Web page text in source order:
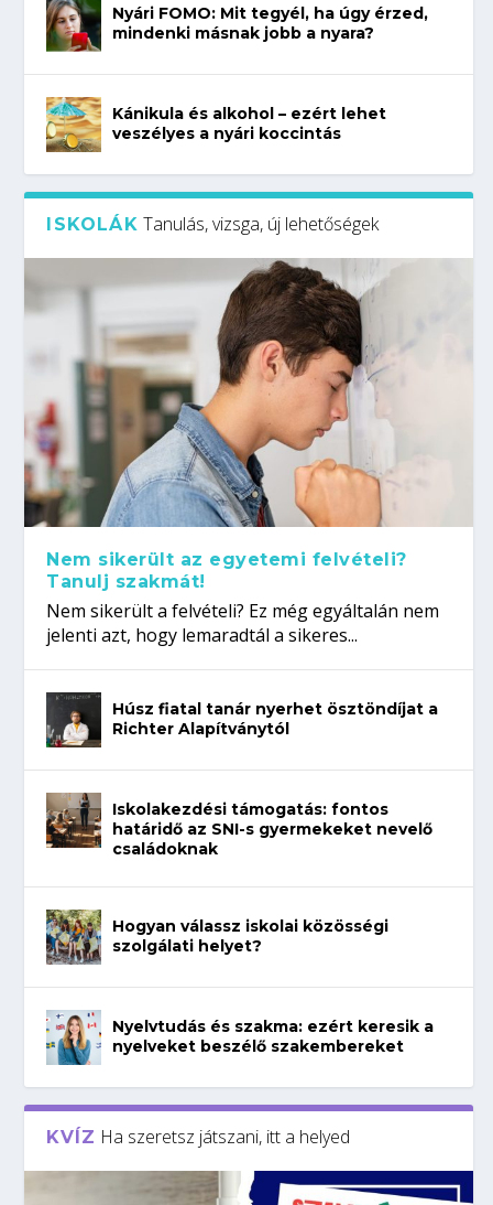
Nyári FOMO: Mit tegyél, ha úgy érzed,
mindenki másnak jobb a nyara?
Kánikula és alkohol – ezért lehet
veszélyes a nyári koccintás
ISKOLÁK Tanulás, vizsga, új lehetőségek
Nem sikerült az egyetemi felvételi?
Tanulj szakmát!
Nem sikerült a felvételi? Ez még egyáltalán nem
jelenti azt, hogy lemaradtál a sikeres...
Húsz fiatal tanár nyerhet ösztöndíjat a
Richter Alapítványtól
Iskolakezdési támogatás: fontos
határidő az SNI-s gyermekeket nevelő
családoknak
Hogyan válassz iskolai közösségi
szolgálati helyet?
Nyelvtudás és szakma: ezért keresik a
nyelveket beszélő szakembereket
KVÍZ Ha szeretsz játszani, itt a helyed